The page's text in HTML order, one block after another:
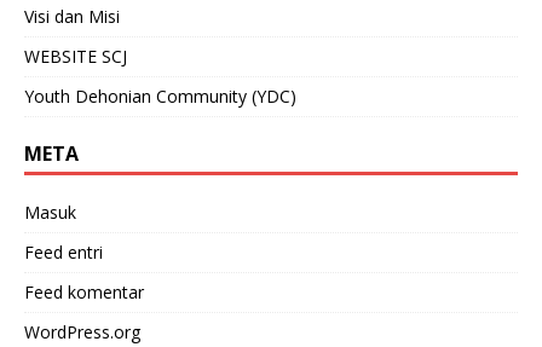
Visi dan Misi
WEBSITE SCJ
Youth Dehonian Community (YDC)
META
Masuk
Feed entri
Feed komentar
WordPress.org